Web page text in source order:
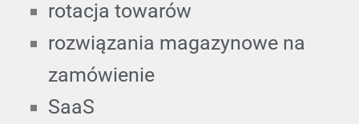
rotacja towarów
rozwiązania magazynowe na
zamówienie
SaaS